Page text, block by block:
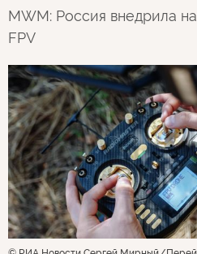
MWM: Россия внедрила
FPV